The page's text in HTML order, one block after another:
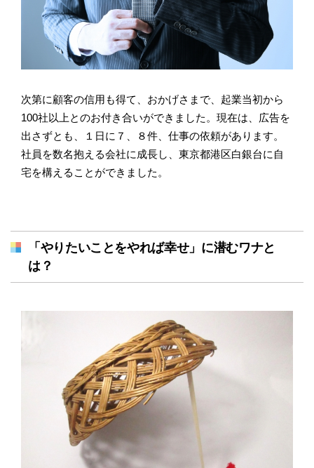
次第に顧客の信用も得て、おかげさまで、起業当初から
100社以上とのお付き合いができました。現在は、広告を
出さずとも、１日に７、８件、仕事の依頼があります。
社員を数名抱える会社に成長し、東京都港区白銀台に自
宅を構えることができました。
「やりたいことをやれば幸せ」に潜むワナと
は？